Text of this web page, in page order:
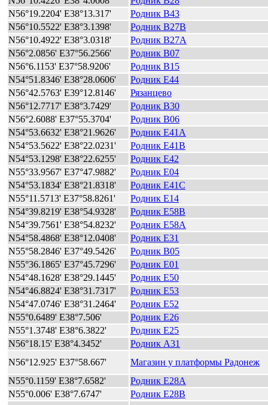
N56°19.2204' E38°13.317'
Родник B43
N56°10.5522' E38°3.1398'
Родник B27B
N56°10.4922' E38°3.0318'
Родник B27A
N56°2.0856' E37°56.2566'
Родник B07
N56°6.1153' E37°58.9206'
Родник B15
N54°51.8346' E38°28.0606'
Родник E44
N56°42.5763' E39°12.8146'
Рязанцево
N56°12.7717' E38°3.7429'
Родник B30
N56°2.6088' E37°55.3704'
Родник B06
N54°53.6632' E38°21.9626'
Родник E41A
N54°53.5622' E38°22.0231'
Родник E41B
N54°53.1298' E38°22.6255'
Родник E42
N55°33.9567' E37°47.9882'
Родник E04
N54°53.1834' E38°21.8318'
Родник E41C
N55°11.5713' E37°58.8261'
Родник E14
N54°39.8219' E38°54.9328'
Родник E58B
N54°39.7561' E38°54.8232'
Родник E58A
N54°58.4868' E38°12.0408'
Родник E31
N55°58.2846' E37°49.5426'
Родник B05
N55°36.1865' E37°45.7296'
Родник E01
N54°48.1628' E38°29.1445'
Родник E50
N54°46.8824' E38°31.7317'
Родник E53
N54°47.0746' E38°31.2464'
Родник E52
N55°0.6489' E38°7.506'
Родник E26
N55°1.3748' E38°6.3822'
Родник E25
N56°18.15' E38°4.3452'
Родник A31
N56°12.925' E37°58.667'
Магазин у платформы Радонеж
N55°0.1159' E38°7.6582'
Родник E28A
N55°0.006' E38°7.6747'
Родник E28B